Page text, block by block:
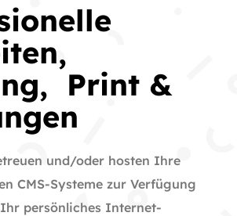
Print &
und/oder hosten Ihre
CMS-Systeme zur Verfügung
persönliches Internet-